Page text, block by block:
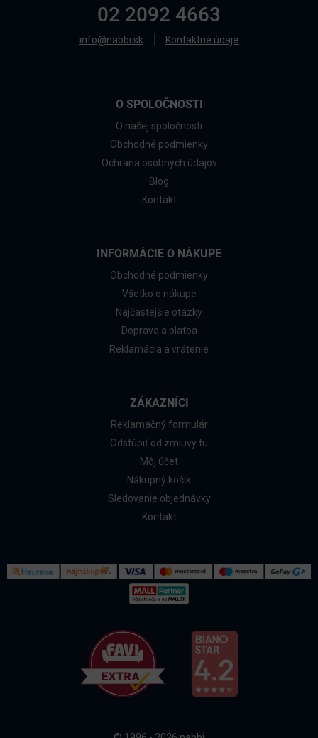
02 2092 4663
info@nabbi.sk Kontaktné údaje
O SPOLOČNOSTI
O našej spoločnosti
Obchodné podmienky
Ochrana osobných údajov
Blog
Kontakt
INFORMÁCIE O NÁKUPE
Obchodné podmienky
Všetko o nákupe
Najčastejšie otázky
Doprava a platba
Reklamácia a vrátenie
ZÁKAZNÍCI
Reklamačný formulár
Odstúpiť od zmluvy tu
Môj účet
Nákupný košík
Sledovanie objednávky
Kontakt